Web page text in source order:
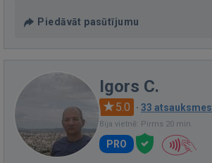
Piedāvāt pasūtījumu
Igors C.
5.0 · 33 atsauksmes
Bija vietnē: Pirms 20 min.
PRO